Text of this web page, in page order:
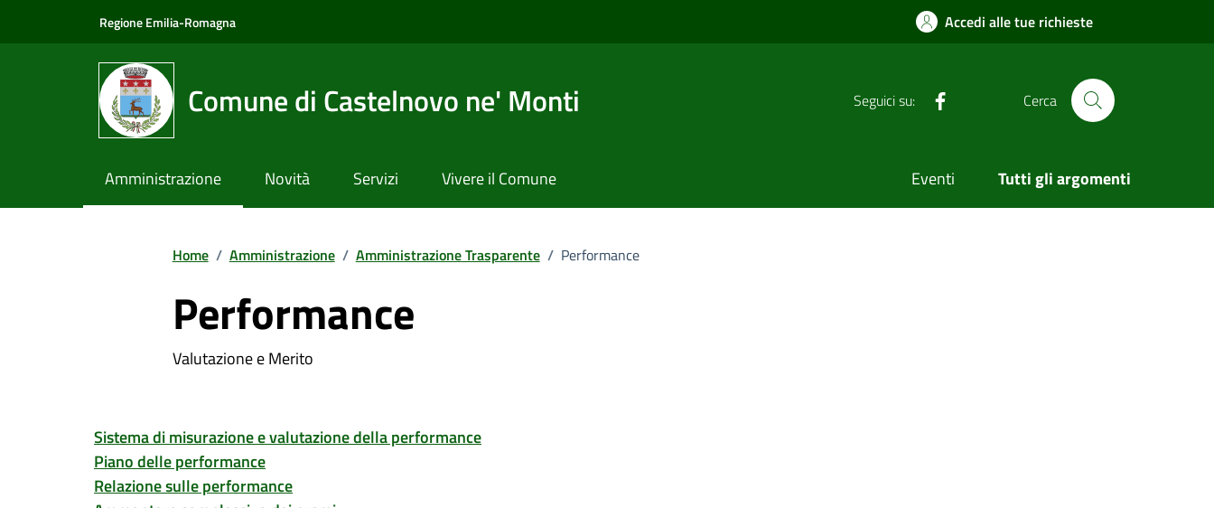
Regione Emilia-Romagna Accedi alle tue richieste
Comune di Castelnovo ne' Monti Seguici su: Cerca
Amministrazione Novità Servizi Vivere il Comune Eventi Tutti gli argomenti
Home / Amministrazione / Amministrazione Trasparente / Performance
Performance
Valutazione e Merito
Sistema di misurazione e valutazione della performance
Piano delle performance
Relazione sulle performance